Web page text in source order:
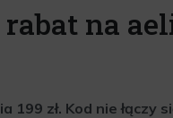
na
zł. Kod nie łączy